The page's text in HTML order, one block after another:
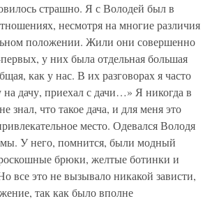
страшно. Я с Володей был в
несмотря на многие различия
положении. Жили они совершенно
у них была отдельная большая
как у нас. В их разговорах я часто
дачу, приехал с дачи…» Я никогда в
знал, что такое дача, и для меня это
место. Одевался Володя
мы. У него, помнится, были модный
брюки, желтые ботинки и
все это не вызывало никакой зависти,
так как было вполне